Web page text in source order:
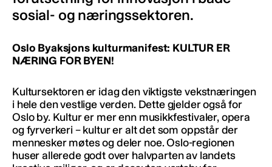
sosial- og næringssektoren.
Oslo Byaksjons kulturmanifest: KULTUR ER
NÆRING FOR BYEN!
Kultursektoren er idag den viktigste vekstnæringen
i hele den vestlige verden. Dette gjelder også for
Oslo by. Kultur er mer enn musikkfestivaler, opera
og fyrverkeri – kultur er alt det som oppstår der
mennesker møtes og deler noe. Oslo-regionen
huser allerede godt over halvparten av landets